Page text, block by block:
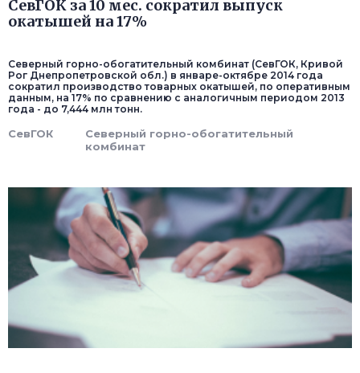
СевГОК за 10 мес. сократил выпуск
окатышей на 17%
Северный горно-обогатительный комбинат (СевГОК, Кривой
Рог Днепропетровской обл.) в январе-октябре 2014 года
сократил производство товарных окатышей, по оперативным
данным, на 17% по сравнению с аналогичным периодом 2013
года - до 7,444 млн тонн.
СевГОК
Северный горно-обогатительный
комбинат